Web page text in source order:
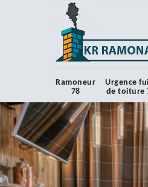
Ramoneur
78
Urgence
de toiture